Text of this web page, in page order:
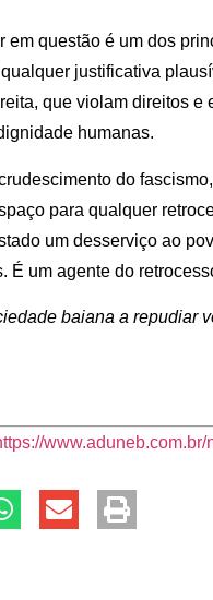
em questão é um dos
justificativa
que violam direitos
humanas.
do
para qualquer
um desserviço ao
É um agente do
baiana a repudiar
www.aduneb.com.br/